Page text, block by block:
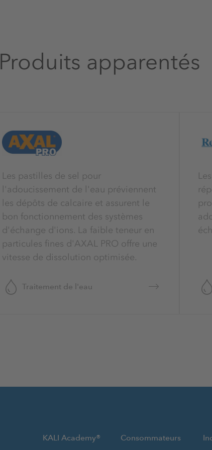
Produits apparentés
Les pastilles de sel pour
l'adoucissement de l'eau préviennent
les dépôts de calcaire et assurent le
bon fonctionnement des systèmes
d'échange d'ions. La faible teneur en
particules fines d'AXAL PRO offre une
vitesse de dissolution optimisée.
Traitement de l'eau
KALI Academy® Consommateurs